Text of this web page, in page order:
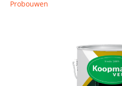
Probouwen